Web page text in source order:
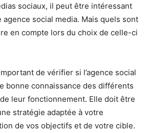
sociaux, il peut être intéressant
agence social media. Mais quels sont
en compte lors du choix de celle-ci
de vérifier si l’agence social
bonne connaissance des différents
leur fonctionnement. Elle doit être
stratégie adaptée à votre
de vos objectifs et de votre cible.